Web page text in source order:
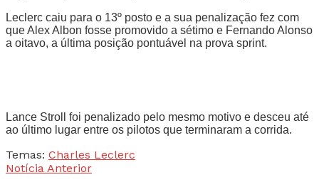
Leclerc caiu para o 13º posto e a sua penalização fez com
que Alex Albon fosse promovido a sétimo e Fernando Alonso
a oitavo, a última posição pontuável na prova sprint.
Lance Stroll foi penalizado pelo mesmo motivo e desceu até
ao último lugar entre os pilotos que terminaram a corrida.
Temas: Charles Leclerc
Notícia Anterior